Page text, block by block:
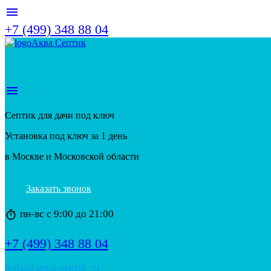
menu
+7 (499) 348 88 04
Аква Септик
menu
Септик для дачи под ключ
Установка под ключ за 1 день
в Москве и Московской области
Заказать звонок
timer пн-вс с 9:00 до 21:00
+7 (499) 348 88 04
info@aqua-septik.ru